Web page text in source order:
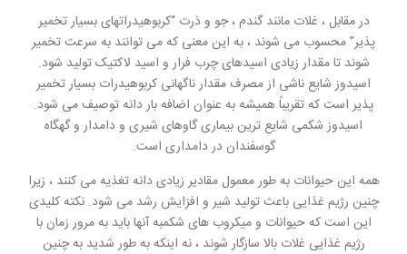
در مقابل ، غلات مانند گندم ، جو و ذرت “کربوهیدراتهای بسیار تخمیر
پذیر” محسوب می شوند ، به این معنی که می توانند به سرعت تخمیر
شوند تا مقدار زیادی اسیدهای چرب فرار و اسید لاکتیک تولید شود.
اسیدوز شایع ناشی از مصرف مقدار ناگهانی کربوهیدرات بسیار تخمیر
پذیر است که تقریباً همیشه به عنوان اضافه بار دانه توصیف می شود.
اسیدوز شکمی شایع ترین بیماری گاوهای شیری و دامدار و گهگاه
گوسفندان در دامداری است.
همه این حیوانات به طور معمول مقادیر زیادی دانه تغذیه می کنند ، زیرا
چنین رژیم غذایی باعث تولید شیر و افزایش رشد می شود. نکته کلیدی
این است که حیوانات و میکروب های شکمبه آنها باید به مرور زمان با
رژیم غذایی غلات بالا سازگار شوند ، نه اینکه به طور شدید به چنین